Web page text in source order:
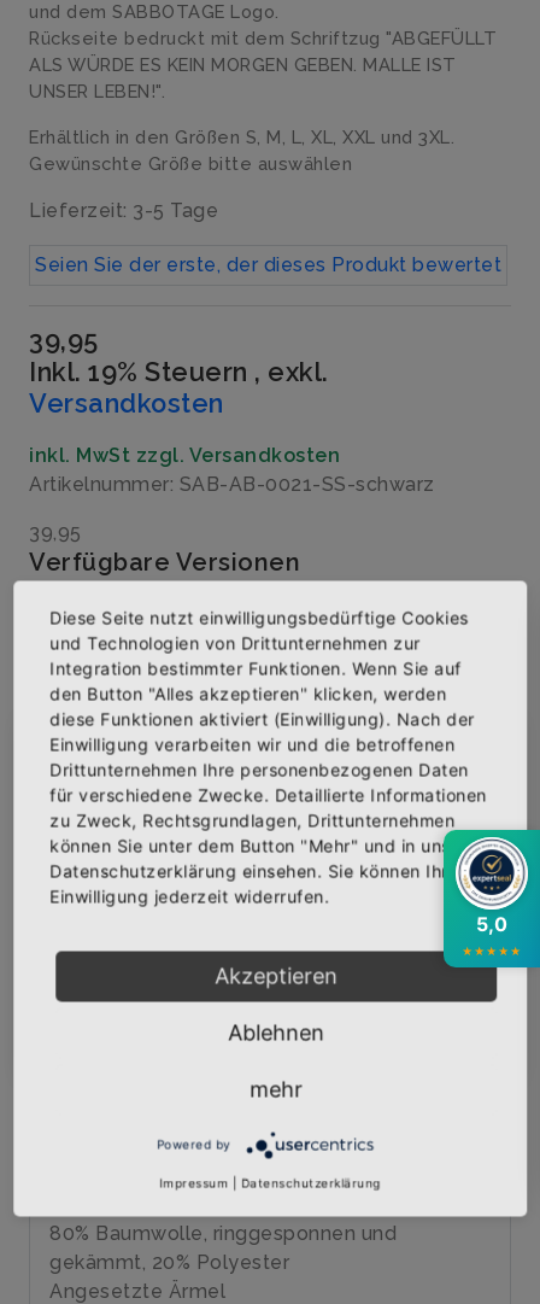
und dem SABBOTAGE Logo.
Rückseite bedruckt mit dem Schriftzug "ABGEFÜLLT
ALS WÜRDE ES KEIN MORGEN GEBEN. MALLE IST
UNSER LEBEN!".
Erhältlich in den Größen S, M, L, XL, XXL und 3XL.
Gewünschte Größe bitte auswählen
Lieferzeit: 3-5 Tage
Seien Sie der erste, der dieses Produkt bewertet
39,95
Inkl. 19% Steuern , exkl.
Versandkosten
inkl. MwSt zzgl. Versandkosten
Artikelnummer: SAB-AB-0021-SS-schwarz
39,95
Verfügbare Versionen
Größe
Menge
IN DEN WARENKORB
Siebdruck veredelt
80% Baumwolle, ringgesponnen und
gekämmt, 20% Polyester
Angesetzte Ärmel
Abonniere jetzt unseren Newsletter
Bekomme die aktuellsten News über neue
Produkte und zudem einen 10% Gutschein für
deine nächste Bestellung.
Abonnieren
5,0
★★★★★
Diese Seite nutzt einwilligungsbedürftige Cookies
und Technologien von Drittunternehmen zur
Integration bestimmter Funktionen. Wenn Sie auf
den Button "Alles akzeptieren" klicken, werden
diese Funktionen aktiviert (Einwilligung). Nach der
Einwilligung verarbeiten wir und die betroffenen
Drittunternehmen Ihre personenbezogenen Daten
für verschiedene Zwecke. Detaillierte Informationen
zu Zweck, Rechtsgrundlagen, Drittunternehmen
können Sie unter dem Button "Mehr" und in unserer
Datenschutzerklärung einsehen. Sie können Ihre
Einwilligung jederzeit widerrufen.
Akzeptieren
Ablehnen
mehr
Powered by
Impressum Datenschutzerklärung